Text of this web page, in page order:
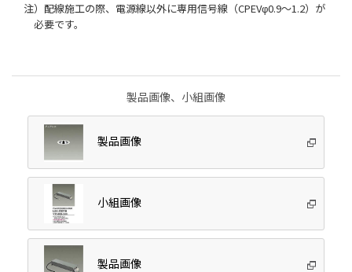
注）配線施工の際、電源線以外に専用信号線（CPEVφ0.9～1.2）が
必要です。
製品画像、小組画像
製品画像
小組画像
製品画像